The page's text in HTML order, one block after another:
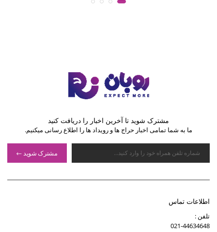
مشترک شوید تا آخرین اخبار را دریافت کنید
ما به شما تمامی اخبار حراج ها و رویداد ها را اطلاع رسانی میکنیم.
مشترک شوید
اطلاعات تماس
تلفن :
021-44634648